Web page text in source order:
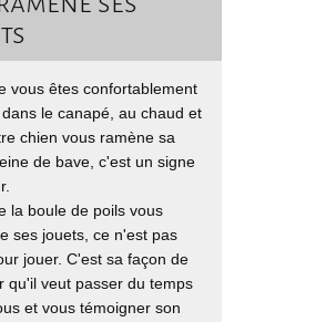
vous êtes confortablement
le canapé, au chaud et
chien vous ramène sa
de bave, c'est un signe
la boule de poils vous
ses jouets, ce n'est pas
jouer. C'est sa façon de
qu'il veut passer du temps
et vous témoigner son